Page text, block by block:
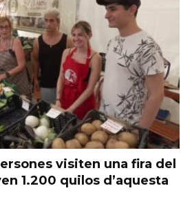
visiten una fira del
1.200 quilos d’aquesta